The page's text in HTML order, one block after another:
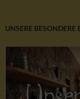
UNSERE BESONDERE